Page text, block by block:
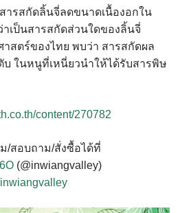
ารสกัดลิ้นจี่ลดขนาดเนื้องอกใน
เป็นสารสกัดส่วนใดของลิ้นจี่
สตร์ของไทย พบว่า สารสกัดผล
ในหนูที่เหนี่ยวนำให้ได้รับสารพิษ
content/270782
/สอบถาม/สั่งซื้อได้ที่
(@inwiangvalley)